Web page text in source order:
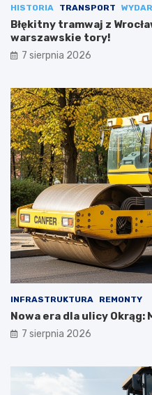
HISTORIA TRANSPORT
Błękitny tramwaj z
warszawskie tory!
7 sierpnia 2026
INFRASTRUKTURA REMONTY
Nowa era dla ulicy
7 sierpnia 2026